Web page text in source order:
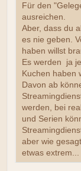
Für den
ausreichen.
Aber, dass du
es nie geben.
haben willst
Es werden ja
Kuchen haben
Davon ab
werden, bei
und Serien
aber wie
etwas extrem...